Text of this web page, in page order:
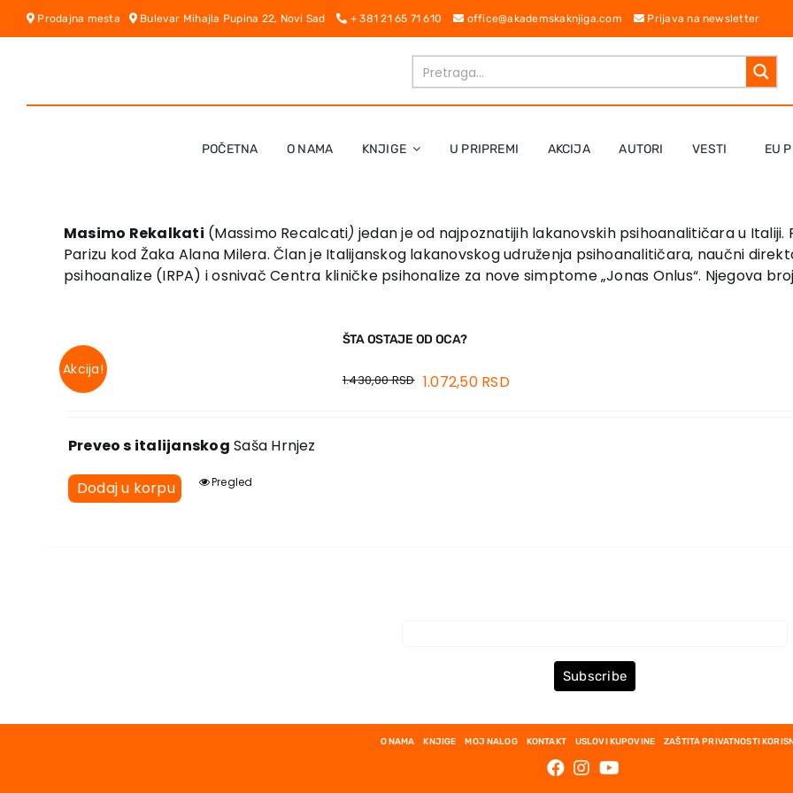
Skip
Prodajna mesta Bulevar Mihajla Pupina 22, Novi Sad + 381 21 65 71 610 office@akademskaknjiga.com Prijava na newsletter
POČETNA O NAMA KNJIGE U PRIPREMI AKCIJA AUTORI VESTI EU
Masimo Rekalkati (Massimo Recalcati) jedan je od najpoznatijih lakanovskih psihoanalitičara u Italiji.
Parizu kod Žaka Alana Milera. Član je Italijanskog lakanovskog udruženja psihoanalitičara, naučni
psihoanalize (IRPA) i osnivač Centra kliničke psihonalize za nove simptome „Jonas Onlus“. Njegova
Akcija!
ŠTA OSTAJE OD OCA?
1.430,00RSD 1.072,50 RSD
Preveo s italijanskog Saša Hrnjez
Dodaj u korpu Pregled
Subscribe
O NAMA KNJIGE MOJ NALOG KONTAKT USLOVI KUPOVINE ZAŠTITA PRIVATNOSTI